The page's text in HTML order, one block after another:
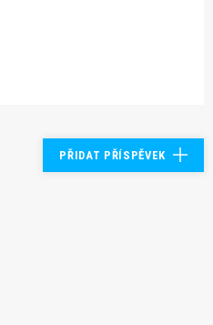
PŘIDAT PŘÍSPĚVEK